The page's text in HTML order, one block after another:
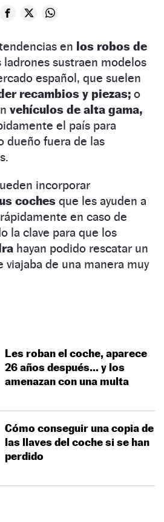
en los robos de
ladrones sustraen modelos
español, que suelen
recambios y piezas; o
vehículos de alta gama,
el país para
dueño fuera de las
incorporar
coches que les ayuden a
en caso de
la clave para que los
hayan podido rescatar un
viajaba de una manera muy
Les roban el coche, aparece
26 años después… y los
amenazan con una multa
Cómo conseguir una copia de
las llaves del coche si se han
perdido